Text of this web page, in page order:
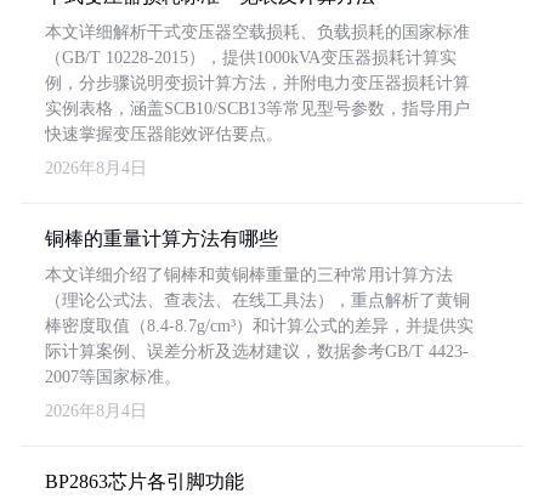
本文详细解析干式变压器空载损耗、负载损耗的国家标准
（GB/T 10228-2015），提供1000kVA变压器损耗计算实
例，分步骤说明变损计算方法，并附电力变压器损耗计算
实例表格，涵盖SCB10/SCB13等常见型号参数，指导用户
快速掌握变压器能效评估要点。
2026年8月4日
铜棒的重量计算方法有哪些
本文详细介绍了铜棒和黄铜棒重量的三种常用计算方法
（理论公式法、查表法、在线工具法），重点解析了黄铜
棒密度取值（8.4-8.7g/cm³）和计算公式的差异，并提供实
际计算案例、误差分析及选材建议，数据参考GB/T 4423-
2007等国家标准。
2026年8月4日
BP2863芯片各引脚功能